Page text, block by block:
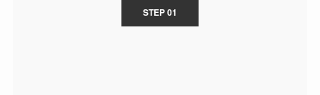
STEP 01